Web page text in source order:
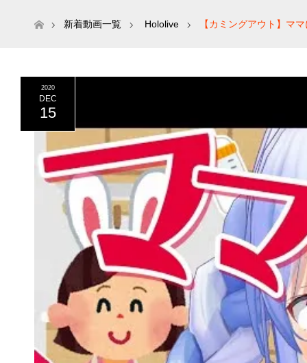
ホーム新着動画一覧 Hololive 【カミングアウト】マ
2020
DEC
15